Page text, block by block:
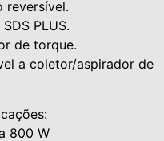
reversível.
PLUS.
de torque.
a coletor/aspirador de
800 W